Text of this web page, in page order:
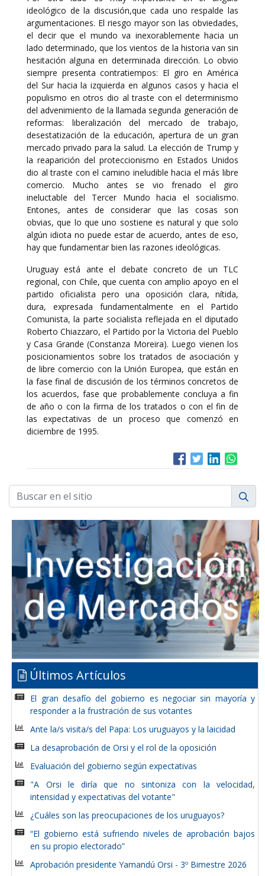
ideológico de la discusión,que cada uno respalde las
argumentaciones. El riesgo mayor son las obviedades,
el decir que el mundo va inexorablemente hacia un
lado determinado, que los vientos de la historia van sin
hesitación alguna en determinada dirección. Lo obvio
siempre presenta contratiempos: El giro en América
del Sur hacia la izquierda en algunos casos y hacia el
populismo en otros dio al traste con el determinismo
del advenimiento de la llamada segunda generación de
reformas: liberalización del mercado de trabajo,
desestatización de la educación, apertura de un gran
mercado privado para la salud. La elección de Trump y
la reaparición del proteccionismo en Estados Unidos
dio al traste con el camino ineludible hacia el más libre
comercio. Mucho antes se vio frenado el giro
ineluctable del Tercer Mundo hacia el socialismo.
Entones, antes de considerar que las cosas son
obvias, que lo que uno sostiene es natural y que solo
algún idiota no puede estar de acuerdo, antes de eso,
hay que fundamentar bien las razones ideológicas.
Uruguay está ante el debate concreto de un TLC
regional, con Chile, que cuenta con amplio apoyo en el
partido oficialista pero una oposición clara, nítida,
dura, expresada fundamentalmente en el Partido
Comunista, la parte socialista reflejada en el diputado
Roberto Chiazzaro, el Partido por la Victoria del Pueblo
y Casa Grande (Constanza Moreira). Luego vienen los
posicionamientos sobre los tratados de asociación y
de libre comercio con la Unión Europea, que están en
la fase final de discusión de los términos concretos de
los acuerdos, fase que probablemente concluya a fin
de año o con la firma de los tratados o con el fin de
las expectativas de un proceso que comenzó en
diciembre de 1995.
Últimos Artículos
El gran desafío del gobierno es negociar sin mayoría y
responder a la frustración de sus votantes
Ante la/s visita/s del Papa: Los uruguayos y la laicidad
La desaprobación de Orsi y el rol de la oposición
Evaluación del gobierno según expectativas
"A Orsi le diría que no sintoniza con la velocidad,
intensidad y expectativas del votante"
¿Cuáles son las preocupaciones de los uruguayos?
“El gobierno está sufriendo niveles de aprobación bajos
en su propio electorado”
Aprobación presidente Yamandú Orsi - 3º Bimestre 2026